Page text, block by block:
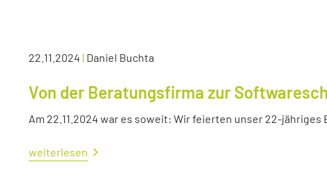
22.11.2024 | Daniel Buchta
Von der Beratungsfirma zur
Am 22.11.2024 war es soweit: Wir feierten unser 22-jähriges
weiterlesen